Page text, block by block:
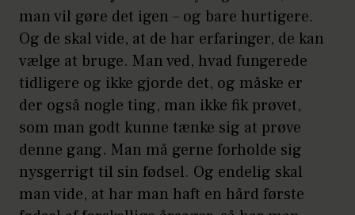
man vil gøre det igen – og bare hurtigere.
Og de skal vide, at de har erfaringer, de kan
vælge at bruge. Man ved, hvad fungerede
tidligere og ikke gjorde det, og måske er
der også nogle ting, man ikke fik prøvet,
som man godt kunne tænke sig at prøve
denne gang. Man må gerne forholde sig
nysgerrigt til sin fødsel. Og endelig skal
man vide, at har man haft en hård første